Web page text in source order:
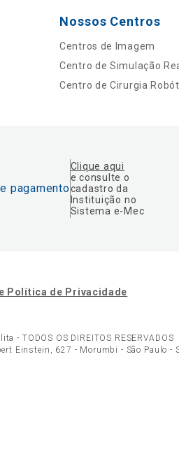
Nossos Centros
Centros de Imagem
Centro de Simulação
Centro de Cirurgia
pagamento
Clique aqui
e consulte o
cadastro da
Instituição no
Sistema e-Mec
Política de Privacidade
- TODOS OS DIREITOS RESERVADOS
Einstein, 627 - Morumbi - São Paulo -